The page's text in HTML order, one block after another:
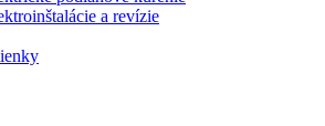
a revízie